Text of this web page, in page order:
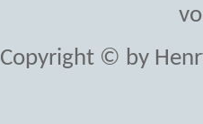
Copyright © by